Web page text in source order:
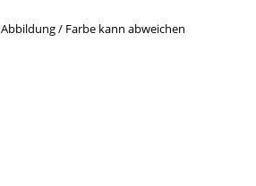
Abbildung / Farbe kann abweichen